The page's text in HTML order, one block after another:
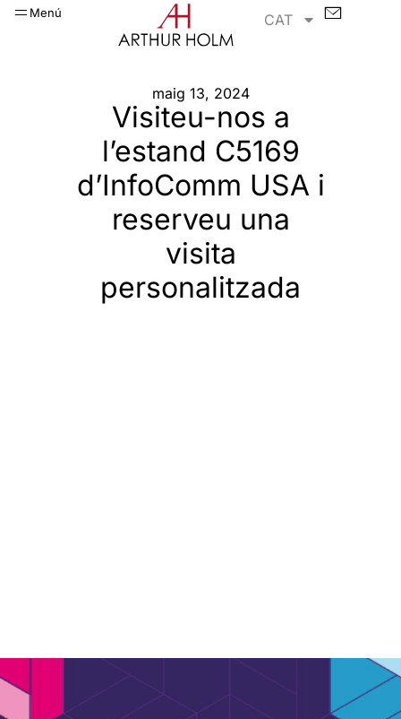
Menú CAT
maig 13, 2024
Visiteu-nos a
l’estand C5169
d’InfoComm USA i
reserveu una
visita
personalitzada